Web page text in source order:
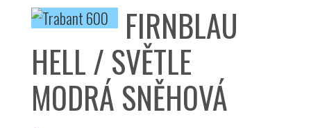
FIRNBLAU
HELL / SVĚTLE
MODRÁ SNĚHOVÁ